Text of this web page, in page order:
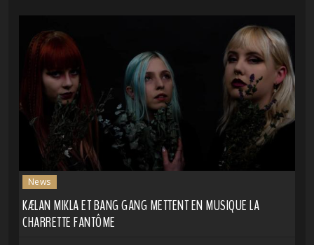
News
KÆLAN MIKLA ET BANG GANG METTENT EN MUSIQUE LA
CHARRETTE FANTÔME